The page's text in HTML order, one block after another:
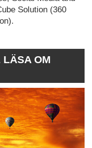
Solution (360
OM